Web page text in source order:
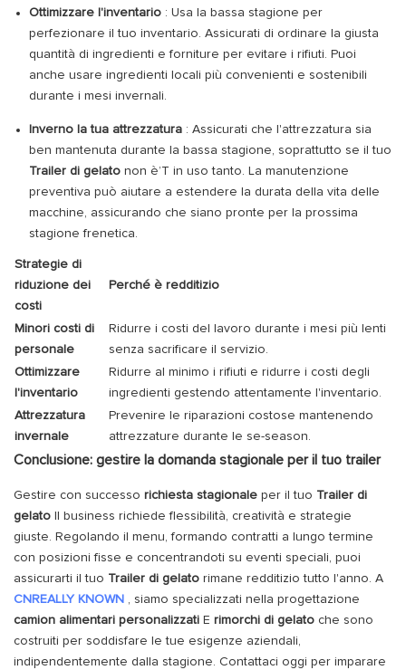
Ottimizzare l'inventario : Usa la bassa stagione per
perfezionare il tuo inventario. Assicurati di ordinare la giusta
quantità di ingredienti e forniture per evitare i rifiuti. Puoi
anche usare ingredienti locali più convenienti e sostenibili
durante i mesi invernali.
Inverno la tua attrezzatura : Assicurati che l'attrezzatura sia
ben mantenuta durante la bassa stagione, soprattutto se il tuo
Trailer di gelato non è’T in uso tanto. La manutenzione
preventiva può aiutare a estendere la durata della vita delle
macchine, assicurando che siano pronte per la prossima
stagione frenetica.
Strategie di
riduzione dei
costi
Perché è redditizio
Minori costi di
personale
Ridurre i costi del lavoro durante i mesi più lenti
senza sacrificare il servizio.
Ottimizzare
l'inventario
Ridurre al minimo i rifiuti e ridurre i costi degli
ingredienti gestendo attentamente l'inventario.
Attrezzatura
invernale
Prevenire le riparazioni costose mantenendo
attrezzature durante le se-season.
Conclusione: gestire la domanda stagionale per il tuo trailer
Gestire con successo richiesta stagionale per il tuo Trailer di
gelato
Il business richiede flessibilità, creatività e strategie
giuste. Regolando il menu, formando contratti a lungo termine
con posizioni fisse e concentrandoti su eventi speciali, puoi
assicurarti il ​​tuo Trailer di gelato rimane redditizio tutto l'anno. A
CNREALLY KNOWN , siamo specializzati nella progettazione
camion alimentari personalizzati E rimorchi di gelato che sono
costruiti per soddisfare le tue esigenze aziendali,
indipendentemente dalla stagione. Contattaci oggi per imparare